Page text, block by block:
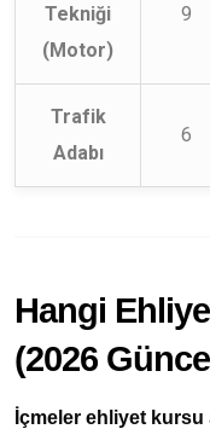
Tekniği
(Motor)
9
Trafik
Adabı
6
Hangi
(2026
İçmeler ehliyet kursu